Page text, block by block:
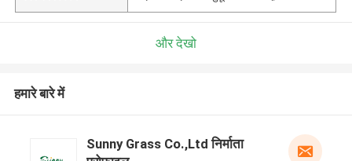
और देखो
हमारे बारे में
Sunny Grass Co.,Ltd निर्माता